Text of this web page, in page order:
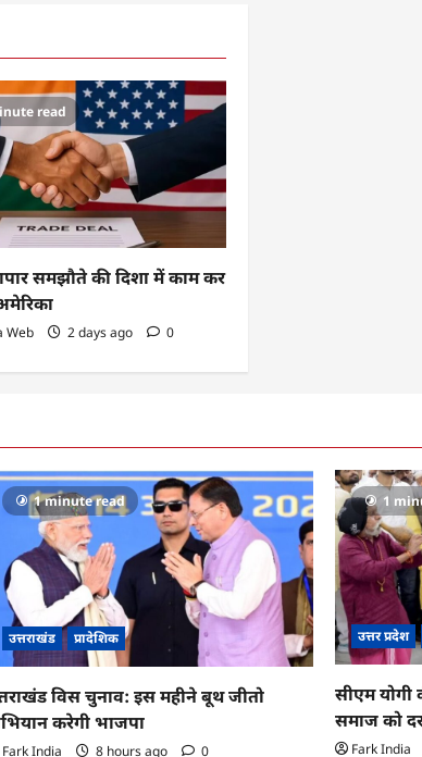
read
समझौते की दिशा में काम कर
Web 2 days ago 0
1 minute read
उत्तराखंड प्रादेशिक
विस चुनाव: इस महीने बूथ जीतो
करेगी भाजपा
Fark India 8 hours ago 0
1
उत्तर प्रदेश
सीएम
समाज को
Fark India